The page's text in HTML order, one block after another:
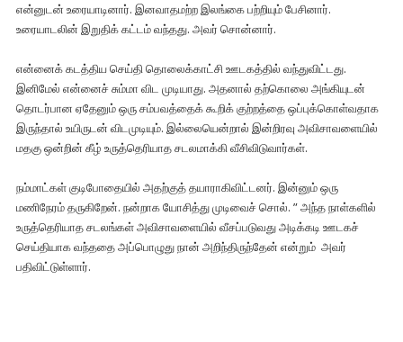
என்னுடன் உரையாடினார். இனவாதமற்ற இலங்கை பற்றியும் பேசினார்.
உரையாடலின் இறுதிக் கட்டம் வந்தது. அவர் சொன்னார்.
என்னைக் கடத்திய செய்தி தொலைக்காட்சி ஊடகத்தில் வந்துவிட்டது.
இனிமேல் என்னைச் சும்மா விட முடியாது. அதனால் தற்கொலை அங்கியுடன்
தொடர்பான ஏதேனும் ஒரு சம்பவத்தைக் கூறிக் குற்றத்தை ஒப்புக்கொள்வதாக
இருந்தால் உயிருடன் விடமுடியும். இல்லையென்றால் இன்றிரவு அவிசாவளையில்
மதகு ஒன்றின் கீழ் உருத்தெரியாத சடலமாக்கி வீசிவிடுவார்கள்.
நம்மாட்கள் குடிபோதையில் அதற்குத் தயாராகிவிட்டனர். இன்னும் ஒரு
மணிநேரம் தருகிறேன். நன்றாக யோசித்து முடிவைச் சொல். ” அந்த நாள்களில்
உருத்தெரியாத சடலங்கள் அவிசாவளையில் வீசப்படுவது அடிக்கடி ஊடகச்
செய்தியாக வந்ததை அப்பொழுது நான் அறிந்திருந்தேன் என்றும் அவர்
பதிவிட்டுள்ளார்.